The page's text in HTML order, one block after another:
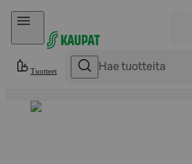
Hyppää sisältöön
Tuotteet